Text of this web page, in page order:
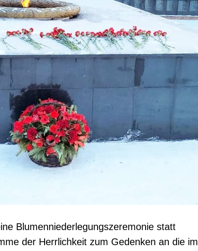
Blumenniederlegungszeremonie statt
der Herrlichkeit zum Gedenken an die im